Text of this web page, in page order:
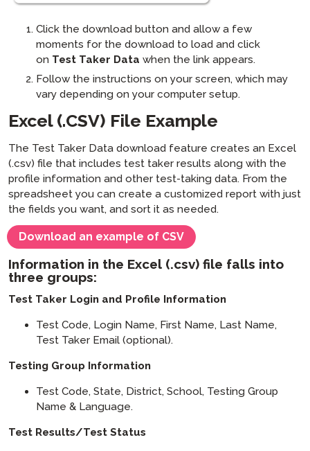
Click the download button and allow a few
moments for the download to load and click
on Test Taker Data when the link appears.
Follow the instructions on your screen, which may
vary depending on your computer setup.
Excel (.CSV) File Example
The Test Taker Data download feature creates an Excel
(.csv) file that includes test taker results along with the
profile information and other test-taking data. From the
spreadsheet you can create a customized report with just
the fields you want, and sort it as needed.
Download an example of CSV
Information in the Excel (.csv) file falls into
three groups:
Test Taker Login and Profile Information
Test Code, Login Name, First Name, Last Name,
Test Taker Email (optional).
Testing Group Information
Test Code, State, District, School, Testing Group
Name & Language.
Test Results/Test Status